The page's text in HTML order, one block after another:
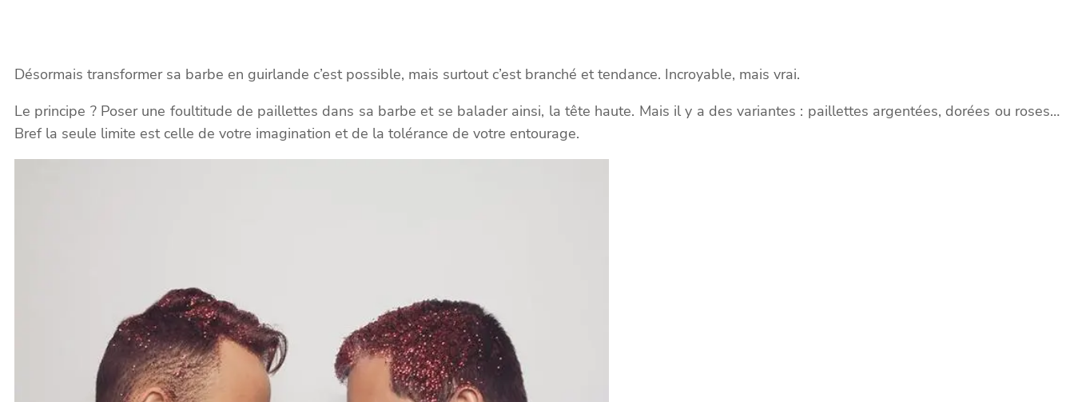
Désormais transformer sa barbe en guirlande c’est possible, mais surtout c’est branché et tendance. Incroyable, mais vrai.
Le principe ? Poser une foultitude de paillettes dans sa barbe et se balader ainsi, la tête haute. Mais il y a des variantes : paillettes argentées, dorées ou roses…
Bref la seule limite est celle de votre imagination et de la tolérance de votre entourage.